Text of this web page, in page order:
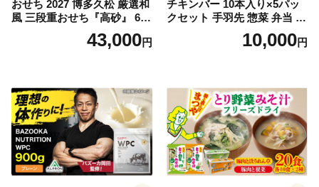
おせち 2027 博多久松 厳選和
風 三段重おせち『高砂』 6.5
寸 3段重 2～3人前 おせち料
理 重箱 お正月 冷凍おせち 縁
ち 本格おせち おせち予約 年
末 年始 お取り寄せ 新春 贅沢
おせち こだわりおせち 惣菜
老舗おせち ふるさと納税お
せち 御節 お節料理 正月 調理
不要 おせち料理2027
43,000円
チキンバー 10本入り×5パッ
クセット 手羽先 惣菜 弁当 お
かず お酒 おつまみ ギフト キ
ャンプ アウトドア キャンプ
10,000円